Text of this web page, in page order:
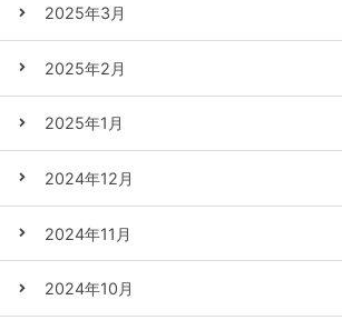
2025年3月
2025年2月
2025年1月
2024年12月
2024年11月
2024年10月